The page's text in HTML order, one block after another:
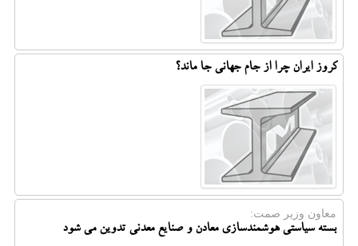
کروز ایران چرا از جام جهانی جا ماند؟
معاون وزیر صمت:
بسته سیاستی هوشمندسازی معادن و صنایع معدنی تدوین می شود